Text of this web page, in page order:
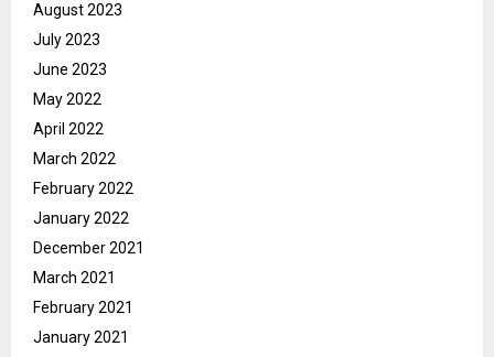
August 2023
July 2023
June 2023
May 2022
April 2022
March 2022
February 2022
January 2022
December 2021
March 2021
February 2021
January 2021